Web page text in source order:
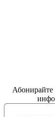
Абонирайте